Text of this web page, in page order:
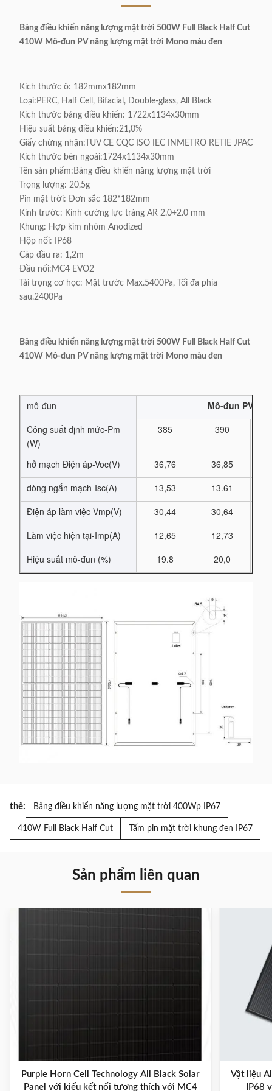
Bảng điều khiển năng lượng mặt trời 500W Full Black Half Cut
410W Mô-đun PV năng lượng mặt trời Mono màu đen
Kích thước ô: 182mmx182mm
Loại:PERC, Half Cell, Bifacial, Double-glass, All Black
Kích thước bảng điều khiển: 1722x1134x30mm
Hiệu suất bảng điều khiển:21,0%
Giấy chứng nhận:TUV CE CQC ISO IEC INMETRO RETIE JPAC
Kích thước bên ngoài:1724x1134x30mm
Tên sản phẩm:Bảng điều khiển năng lượng mặt trời
Trọng lượng: 20,5g
Pin mặt trời: Đơn sắc 182*182mm
Kính trước: Kính cường lực tráng AR 2.0+2.0 mm
Khung: Hợp kim nhôm Anodized
Hộp nối: IP68
Cáp đầu ra: 1,2m
Đầu nối:MC4 EVO2
Tải trọng cơ học: Mặt trước Max.5400Pa, Tối đa phía
sau.2400Pa
Bảng điều khiển năng lượng mặt trời 500W Full Black Half Cut
410W Mô-đun PV năng lượng mặt trời Mono màu đen
mô-đun
Mô-đun PV
Công suất định mức-Pm
(W)
385 390
hở mạch Điện áp-Voc(V) 36,76 36,85
dòng ngắn mạch-Isc(A)
13,53 13.61
Điện áp làm việc-Vmp(V)
30,44 30,64
Làm việc hiện tại-Imp(A)
12,65 12,73
Hiệu suất mô-đun (%)
19.8 20,0
thẻ: Bảng điều khiển năng lượng mặt trời 400Wp IP67
410W Full Black Half Cut Tấm pin mặt trời khung đen IP67
Sản phẩm liên quan
Purple Horn Cell Technology All Black Solar
Panel với kiểu kết nối tương thích với MC4
Vật liệu
IP68